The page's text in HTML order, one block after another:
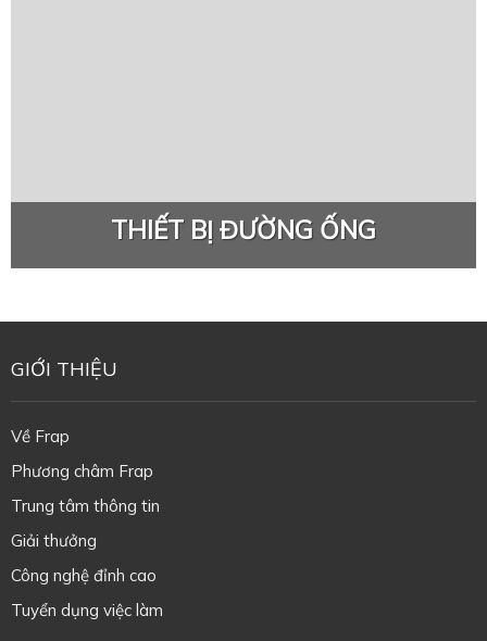
THIẾT BỊ ĐƯỜNG ỐNG
GIỚI THIỆU
Về Frap
Phương châm Frap
Trung tâm thông tin
Giải thưởng
Công nghệ đỉnh cao
Tuyển dụng việc làm